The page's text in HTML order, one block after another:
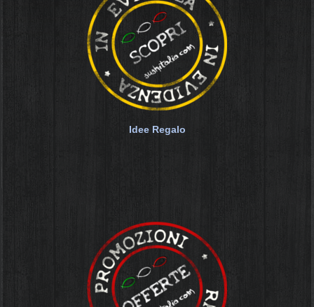
Idee Regalo